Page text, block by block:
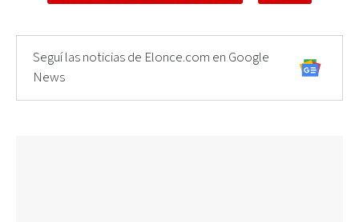
Seguí las noticias de Elonce.com en Google
News